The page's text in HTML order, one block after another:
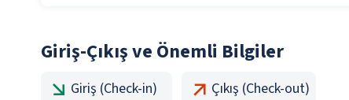
Giriş-Çıkış ve Önemli Bilgiler
Giriş (Check-in) Çıkış (Check-out)